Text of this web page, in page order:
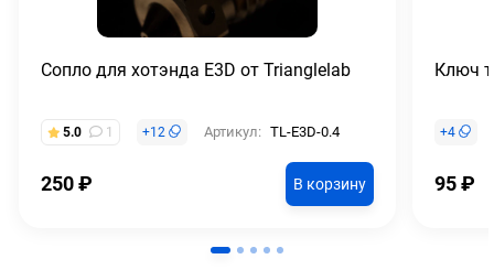
Сопло для хотэнда E3D от Trianglelab
5.0 1 +12 Артикул: TL-E3D-0.4
250₽ В корзину
Ключ
+4
95₽